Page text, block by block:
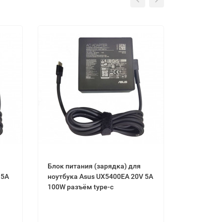
Блок питания (зарядка) для
ноутбука Asus UX5400EA 20V 5A
100W разъём type-c